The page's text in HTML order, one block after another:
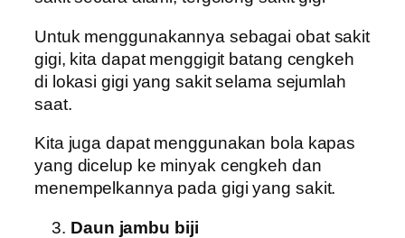
Untuk menggunakannya sebagai obat sakit
gigi, kita dapat menggigit batang cengkeh
di lokasi gigi yang sakit selama sejumlah
saat.
Kita juga dapat menggunakan bola kapas
yang dicelup ke minyak cengkeh dan
menempelkannya pada gigi yang sakit.
Daun jambu biji